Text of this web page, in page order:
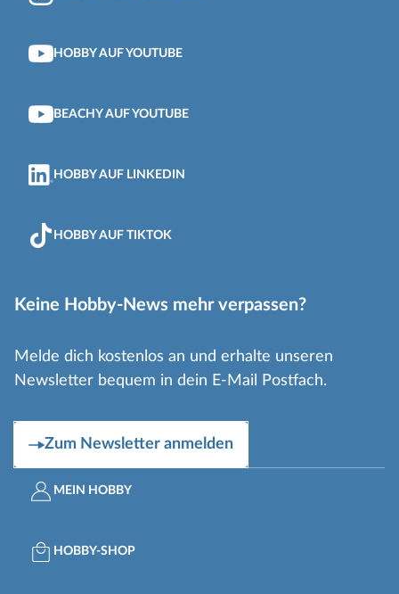
HOBBY AUF YOUTUBE
BEACHY AUF YOUTUBE
HOBBY AUF LINKEDIN
HOBBY AUF TIKTOK
Keine Hobby-News mehr verpassen?
Melde dich kostenlos an und erhalte unseren
Newsletter bequem in dein E-Mail Postfach.
Zum Newsletter anmelden
MEIN HOBBY
HOBBY-SHOP